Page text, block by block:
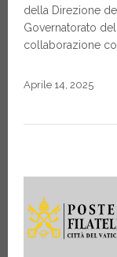
della Direzione
Governatorato
collaborazione
Aprile 14, 2025